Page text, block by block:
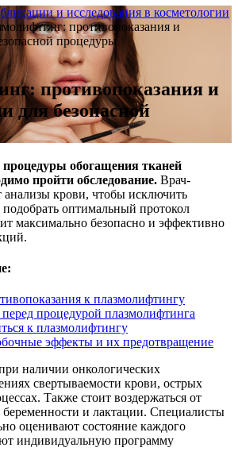
и исследования в косметологии
противопоказания и
процедуры
противопоказания и
для безопасной
обогащения тканей
пройти обследование. Врач-
анализы крови, чтобы исключить
оптимальный протокол
максимально безопасно и эффективно
к плазмолифтингу
процедурой плазмолифтинга
к плазмолифтингу
эффекты и их предотвращение
наличии онкологических
свертываемости крови, острых
Также стоит воздержаться от
и лактации. Специалисты
оценивают состояние каждого
индивидуальную программу